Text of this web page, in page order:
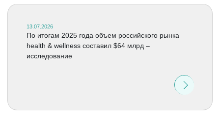
13.07.2026
По итогам 2025 года объем российского рынка
health & wellness составил $64 млрд –
исследование